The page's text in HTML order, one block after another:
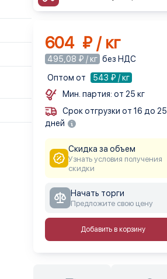
604 ₽ / кг
495,08 ₽ / кг без НДС
Оптом от
543 ₽ / кг
Мин. партия: от 25 кг
Срок отгрузки от 16 до 25
дней
Скидка за объем
Узнать условия получения
скидки
Начать торги
Предложите свою цену
Добавить в корзину